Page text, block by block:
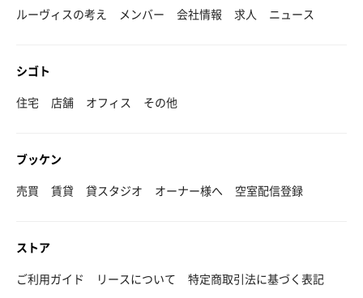
ルーヴィスの考え
メンバー 会社情報 求人 ニュース
シゴト
住宅
店舗 オフィス その他
ブッケン
売買
賃貸 貸スタジオ オーナー様へ 空室配信登録
ストア
ご利用ガイド
リースについて
特定商取引法に基づく表記